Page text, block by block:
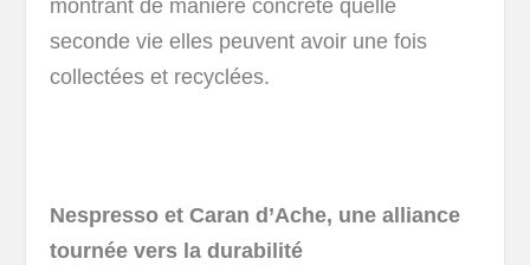
montrant de manière concrète quelle
seconde vie elles peuvent avoir une fois
collectées et recyclées.
Nespresso et Caran d’Ache, une alliance
tournée vers la durabilité